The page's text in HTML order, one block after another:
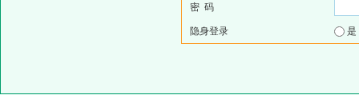
密 码
隐身登录